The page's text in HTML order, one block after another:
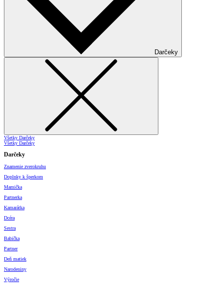
Darčeky
Všetky Darčeky
Všetky Darčeky
Darčeky
Znamenie zverokruhu
Doplnky k šperkom
Mamička
Partnerka
Kamarátka
Dcéra
Sestra
Babička
Partner
Deň matiek
Narodeniny
Výročie